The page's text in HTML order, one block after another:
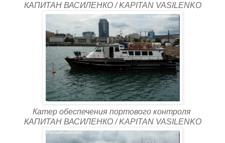
КАПИТАН ВАСИЛЕНКО / KAPITAN VASILENKO
Катер обеспечения портового контроля
КАПИТАН ВАСИЛЕНКО / KAPITAN VASILENKO